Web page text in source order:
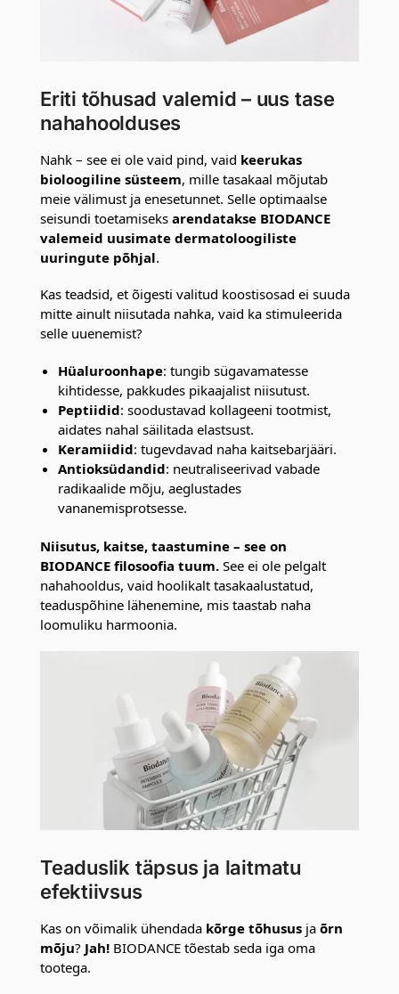
Eriti tõhusad valemid – uus tase
nahahoolduses
Nahk – see ei ole vaid pind, vaid keerukas
bioloogiline süsteem, mille tasakaal mõjutab
meie välimust ja enesetunnet. Selle optimaalse
seisundi toetamiseks arendatakse BIODANCE
valemeid uusimate dermatoloogiliste
uuringute põhjal.
Kas teadsid, et õigesti valitud koostisosad ei suuda
mitte ainult niisutada nahka, vaid ka stimuleerida
selle uuenemist?
Hüaluroonhape: tungib sügavamatesse
kihtidesse, pakkudes pikaajalist niisutust.
Peptiidid: soodustavad kollageeni tootmist,
aidates nahal säilitada elastsust.
Keramiidid: tugevdavad naha kaitsebarjääri.
Antioksüdandid: neutraliseerivad vabade
radikaalide mõju, aeglustades
vananemisprotsesse.
Niisutus, kaitse, taastumine – see on
BIODANCE filosoofia tuum. See ei ole pelgalt
nahahooldus, vaid hoolikalt tasakaalustatud,
teaduspõhine lähenemine, mis taastab naha
loomuliku harmoonia.
Teaduslik täpsus ja laitmatu
efektiivsus
Kas on võimalik ühendada kõrge tõhusus ja õrn
mõju? Jah! BIODANCE tõestab seda iga oma
tootega.